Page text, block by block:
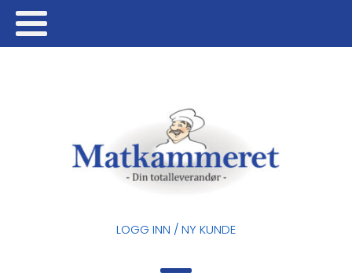
LOGG INN / NY KUNDE